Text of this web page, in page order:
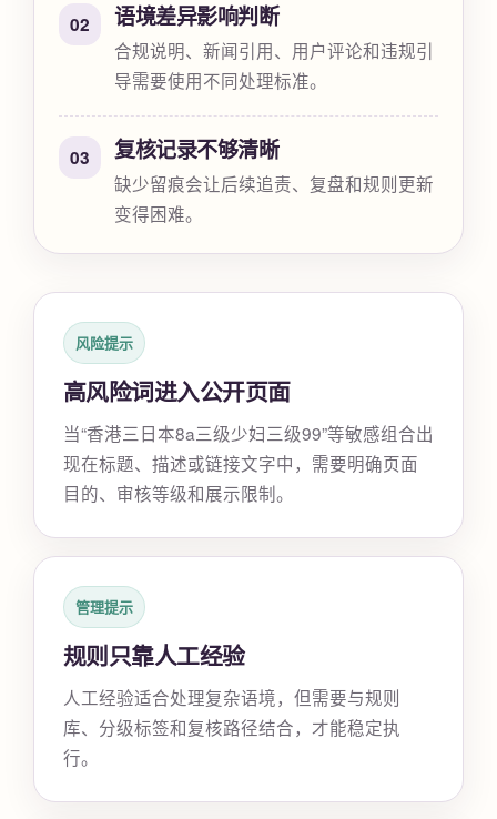
02 语境差异影响判断
合规说明、新闻引用、用户评论和违规引
导需要使用不同处理标准。
03 复核记录不够清晰
缺少留痕会让后续追责、复盘和规则更新
变得困难。
风险提示
高风险词进入公开页面
当“香港三日本8a三级少妇三级99”等敏感组合出
现在标题、描述或链接文字中，需要明确页面
目的、审核等级和展示限制。
管理提示
规则只靠人工经验
人工经验适合处理复杂语境，但需要与规则
库、分级标签和复核路径结合，才能稳定执
行。